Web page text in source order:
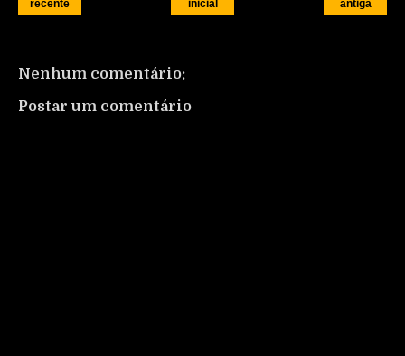
recente
antiga
inicial
Nenhum comentário:
Postar um comentário